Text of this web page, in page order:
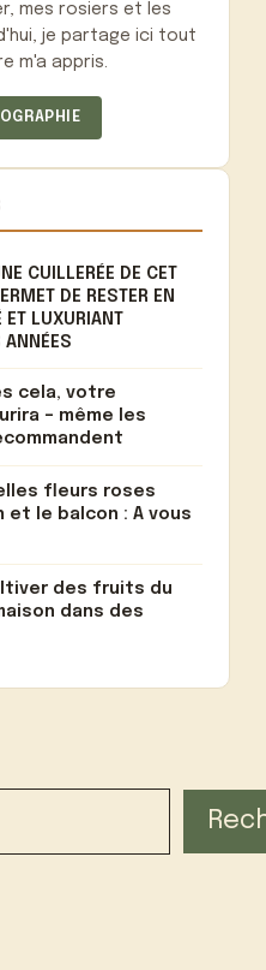
mes rosiers et les
je partage ici tout
m'a appris.
CUILLERÉE DE CET
DE RESTER EN
ET LUXURIANT
ANNÉES
cela, votre
– même les
fleurs roses
et le balcon : A vous
des fruits du
dans des